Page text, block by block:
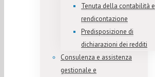
Tenuta della contabilità e
rendicontazione
Predisposizione di
dichiarazioni dei redditi
Consulenza e assistenza
gestionale e